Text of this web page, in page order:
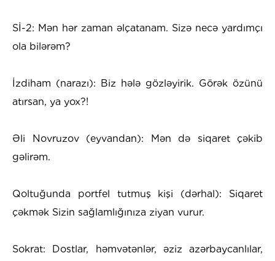
Sİ-2: Mən hər zaman əlçatanam. Sizə necə yardımçı
ola bilərəm?
İzdiham (narazı): Biz hələ gözləyirik. Görək özünü
atırsan, ya yox?!
Əli Novruzov (eyvandan): Mən də siqaret çəkib
gəlirəm.
Qoltuğunda portfel tutmuş kişi (dərhal): Siqaret
çəkmək Sizin sağlamlığınıza ziyan vurur.
Sokrat: Dostlar, həmvətənlər, əziz azərbaycanlılar,